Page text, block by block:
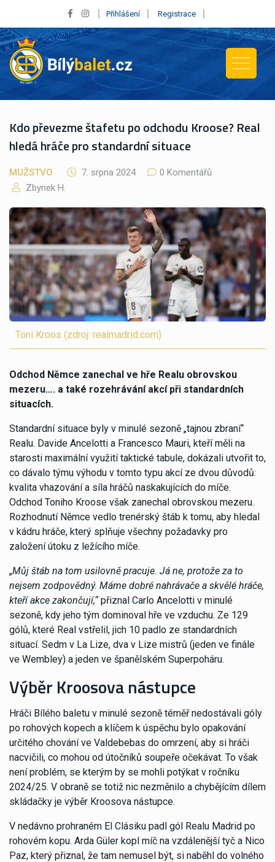
Přihlášení Registrace
Kdo převezme štafetu po odchodu Kroose? Real
hledá hráče pro standardní situace
MUŽSTVO 7. srpna 2024
0 Komentářů
Zbynek H.
Toni Kroos (zdroj: realmadrid.com)
Odchod Němce zanechal ve hře Realu obrovskou
mezeru…. a také rozehrávání akcí při standardních
situacích.
Standardní situace byly v minulé sezoně „tajnou zbraní“
Realu. Davide Ancelotti a Francesco Mauri, kteří měli na
starosti maximální využití taktické tabule, dokázali utvořit to,
co dávalo týmu výhodu v tomto typu akcí ze dvou důvodů:
kvalita vhazování a síla hráčů naskakujících do míče.
Odchod Toniho Kroose však zanechal obrovskou mezeru.
Rozhodnutí Němce vedlo trenérský štáb k tomu, aby hledal
v kádru hráče, který splňuje všechny požadavky pro
založení útoku z ležícího míče.
„Můj štáb na tom usilovně pracuje. Já ne, protože za to
nejsem zodpovědný. Máme dobré nahrávače a skvělé hráče,
kteří akce zakončují,“přiznal Carlo Ancelotti v minulé
sezoně, kdy jeho tým dominoval hře ve vzduchu. Ze 129
gólů, které Real vstřelil, jich 10 padlo ze standardních
situací. Sedm v La Lize, dva v Lize mistrů (jeden ve finále
ve Wembley) a jeden ve španělském Superpoháru.
Výběr Kroosova nástupce
Hráči Bílého baletu v minulé sezoně téměř nedostávali góly
po rohových kopech a klíčem k úspěchu bylo opakování
určitého chování ve Valdebebas do omrzení, aby si hráči
nacvičili, co mohou od útočníků soupeře očekávat. To však
není problém, se kterým by se mohli potýkat v ročníku
2024/25. V obraně se totiž nic nezměnilo a chybějícím dílem
skládačky je výběr Kroosova nástupce.
V nedávno prohraném El Clásiku padl gól Realu Madrid po
rohovém kopu. Arda Güler kopl míč na vzdálenější tyč a Nico
Paz, který přiznal, že tam nemusel být, si naběhl do volného